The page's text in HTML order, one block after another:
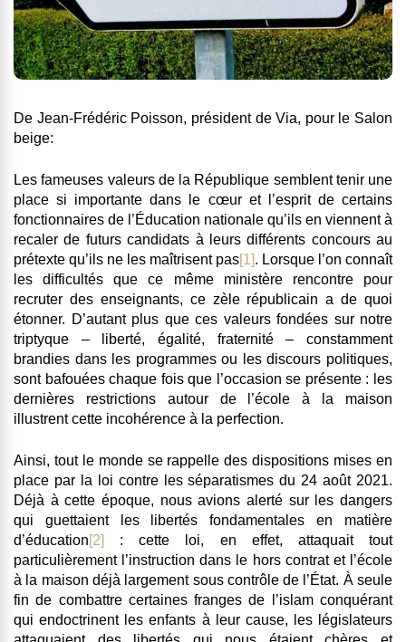
De Jean-Frédéric Poisson, président de Via, pour le Salon
beige:
Les fameuses valeurs de la République semblent tenir une
place si importante dans le cœur et l’esprit de certains
fonctionnaires de l’Éducation nationale qu’ils en viennent à
recaler de futurs candidats à leurs différents concours au
prétexte qu’ils ne les maîtrisent pas[1]. Lorsque l’on connaît
les difficultés que ce même ministère rencontre pour
recruter des enseignants, ce zèle républicain a de quoi
étonner. D’autant plus que ces valeurs fondées sur notre
triptyque – liberté, égalité, fraternité – constamment
brandies dans les programmes ou les discours politiques,
sont bafouées chaque fois que l’occasion se présente : les
dernières restrictions autour de l’école à la maison
illustrent cette incohérence à la perfection.
Ainsi, tout le monde se rappelle des dispositions mises en
place par la loi contre les séparatismes du 24 août 2021.
Déjà à cette époque, nous avions alerté sur les dangers
qui guettaient les libertés fondamentales en matière
d’éducation[2]
: cette loi, en effet, attaquait tout
particulièrement l’instruction dans le hors contrat et l’école
à la maison déjà largement sous contrôle de l’État. À seule
fin de combattre certaines franges de l’islam conquérant
qui endoctrinent les enfants à leur cause, les législateurs